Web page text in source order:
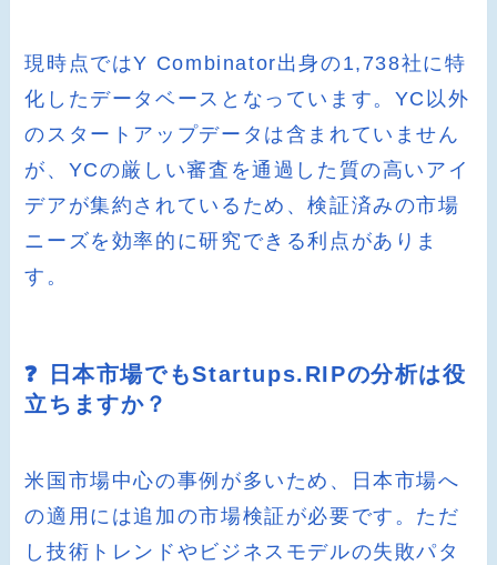
現時点ではY Combinator出身の1,738社に特
化したデータベースとなっています。YC以外
のスタートアップデータは含まれていません
が、YCの厳しい審査を通過した質の高いアイ
デアが集約されているため、検証済みの市場
ニーズを効率的に研究できる利点がありま
す。
❓ 日本市場でもStartups.RIPの分析は役
立ちますか？
米国市場中心の事例が多いため、日本市場へ
の適用には追加の市場検証が必要です。ただ
し技術トレンドやビジネスモデルの失敗パタ